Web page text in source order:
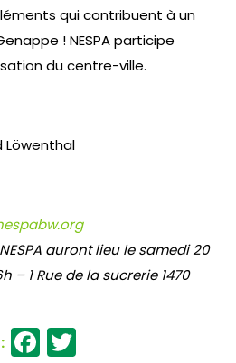
qui contribuent à un
! NESPA participe
du centre-ville.
Löwenthal
auront lieu le samedi 20
– 1 Rue de la sucrerie 1470
Facebook